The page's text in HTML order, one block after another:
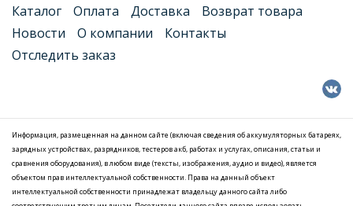
Каталог Оплата Доставка
Возврат товара
Новости
О компании
Контакты
Отследить заказ
Информация, размещенная на данном сайте (включая сведения об аккумуляторных батареях,
зарядных устройствах, разрядников, тестеров акб, работах и услугах, описания, статьи и
сравнения оборудования), в любом виде (тексты, изображения, аудио и видео), является
объектом прав интеллектуальной собственности. Права на данный объект
интеллектуальной собственности принадлежат владельцу данного сайта либо